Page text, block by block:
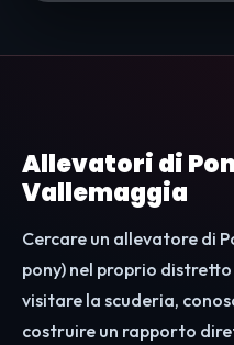
Allevatori di
Vallemaggia
Cercare un allevatore di
pony) nel proprio
visitare la scuderia,
costruire un rapporto